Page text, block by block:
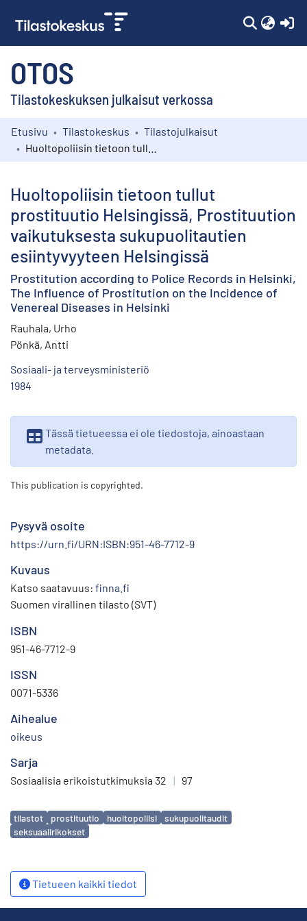
OTOS
Tilastokeskuksen julkaisut verkossa
Kokoelmat
Etusivu Tilastokeskus
Tilastojulkaisut
Huoltopoliisin tietoon tullut
prostituutio Helsingissä, Prostituution
vaikutuksesta sukupuolitautien
esiintyvyyteen Helsingissä
Prostitution according to Police Records in Helsinki,
The Influence of Prostitution on the Incidence of
Venereal Diseases in Helsinki
Rauhala, Urho
Pönkä, Antti
Sosiaali- ja terveysministeriö
1984
Tässä tietueessa ei ole tiedostoja, ainoastaan
metadata.
This publication is copyrighted.
Pysyvä osoite
https://urn.fi/URN:ISBN:951-46-7712-9
Kuvaus
Katso saatavuus: finna.fi
Suomen virallinen tilasto (SVT)
ISBN
951-46-7712-9
ISSN
0071-5336
Aihealue
oikeus
Sarja
Sosiaalisia erikoistutkimuksia 32 | 97
Avainsanat
tilastot prostituutio huoltopoliisi
sukupuolitaudit
seksuaalirikokset
Tietueen kaikki tiedot